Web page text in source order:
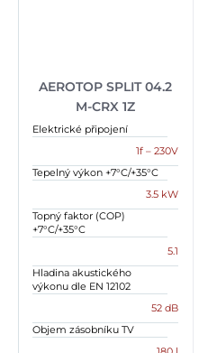
AEROTOP SPLIT 04.2
M-CRX 1Z
Elektrické připojení
1f – 230V
Tepelný výkon +7°C/+35°C
3.5 kW
Topný faktor (COP)
+7°C/+35°C
5.1
Hladina akustického
výkonu dle EN 12102
52 dB
Objem zásobníku TV